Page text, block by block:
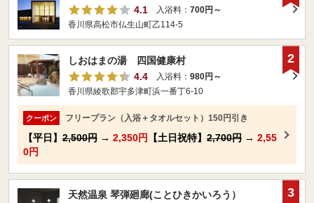
4.1
入浴料： 700円～
香川県高松市仏生山町乙114-5
しおはまの湯 四国健康村
4.4
入浴料： 980円～
香川県綾歌郡宇多津町浜一番丁6-10
クーポン フリープラン（入浴＋タオルセット）150円引き
【平日】 2,500円 → 2,350円 【土日祝特】 2,700円 → 2,55
0円
2
天然温泉 琴弾廻廊(ことひきかいろう）
3